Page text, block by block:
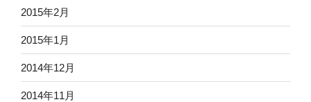
2015年2月
2015年1月
2014年12月
2014年11月